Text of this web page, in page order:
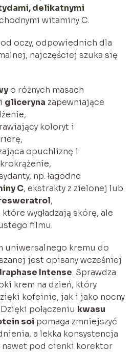
delikatnymi
witaminy C.
oczy, odpowiednich dla
najczęściej szuka się
o różnych masach
gliceryna zapewniające
koloryt i
opuchliznę i
np. łagodne
C, ekstrakty z zielonej lub
,
wygładzają skórę, ale
filmu.
uniwersalnego kremu do
jest opisany wcześniej
Intense. Sprawdza
krem na dzień, który
kofeinie, jak i jako nocny
połączeniu kwasu
soi pomaga zmniejszyć
a lekka konsystencja
nawet pod cienki korektor